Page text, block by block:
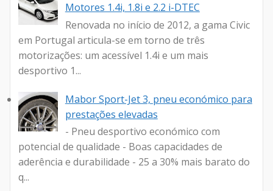
Motores 1.4i, 1.8i e 2.2 i-DTEC
Renovada no início de 2012, a gama Civic
em Portugal articula-se em torno de três
motorizações: um acessível 1.4i e um mais
desportivo 1...
Mabor Sport-Jet 3, pneu económico para
prestações elevadas
- Pneu desportivo económico com
potencial de qualidade - Boas capacidades de
aderência e durabilidade - 25 a 30% mais barato do
q...